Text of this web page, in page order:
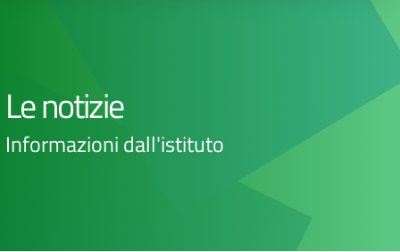
Le notizie
Informazioni dall'istituto